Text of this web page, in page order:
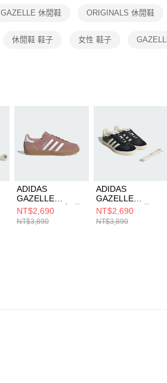
１．透過由恩沛科
交易，需依本服務之
２．關於個人資料處
５．嚴禁一人註冊
形，恩沛科技股份有
動。
GAZELLE 休閒鞋 ORIGINALS 休閒鞋
休閒鞋 鞋子 女性 鞋子
ADIDAS
GAZELLE
INDOOR W 女 休
閒鞋 JS1397
NT$2,690
NT$3,890
ADIDAS
GAZELLE
INDOOR 男 休閒
鞋 JQ8385
NT$2,690
NT$3,890